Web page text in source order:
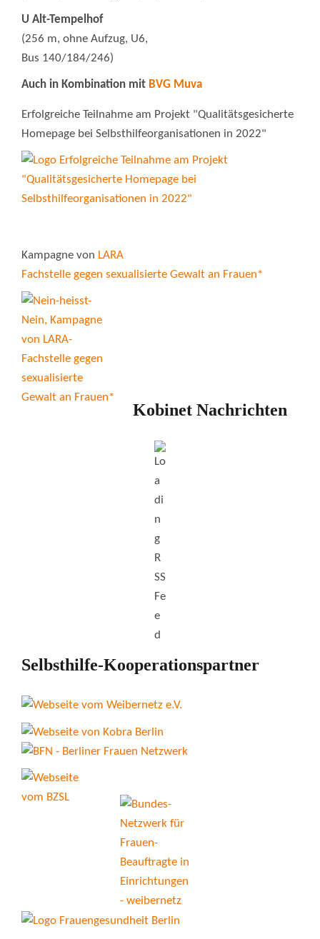
U Alt-Tempelhof
(256 m, ohne Aufzug, U6,
Bus 140/184/246)
Auch in Kombination mit BVG Muva
Erfolgreiche Teilnahme am Projekt "Qualitätsgesicherte
Homepage bei Selbsthilfeorganisationen in 2022"
Kampagne von LARA
Fachstelle gegen sexualisierte Gewalt an Frauen*
Kobinet Nachrichten
Selbsthilfe-Kooperationspartner